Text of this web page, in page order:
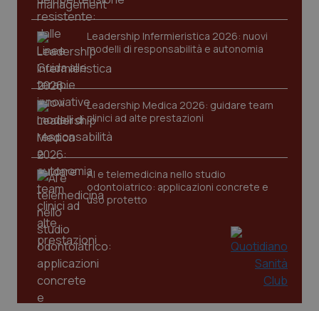
Leadership Infermieristica 2026: nuovi
modelli di responsabilità e autonomia
Leadership Medica 2026: guidare team
clinici ad alte prestazioni
AI e telemedicina nello studio
odontoiatrico: applicazioni concrete e
uso protetto
VISITOR_PRIVACY_METADATA
YouTube
CookieScriptConsent
CookieScript
www.quotidianosanita.it